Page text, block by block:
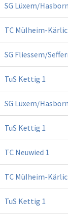
SG Lüxem/
TC Mülheim-
SG Fliessem/
TuS Kettig 1
SG Lüxem/
TuS Kettig 1
TC Neuwied 1
TC Mülheim-
TuS Kettig 1